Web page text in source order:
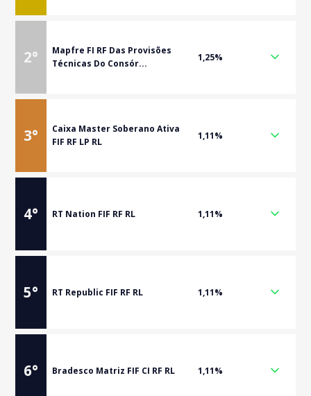
2°
Mapfre FI RF Das Provisões
Técnicas Do Consór...
1,25%
3°
Caixa Master Soberano Ativa
FIF RF LP RL
1,11%
4° RT Nation FIF RF RL 1,11%
5° RT Republic FIF RF RL 1,11%
6° Bradesco Matriz FIF CI RF RL 1,11%